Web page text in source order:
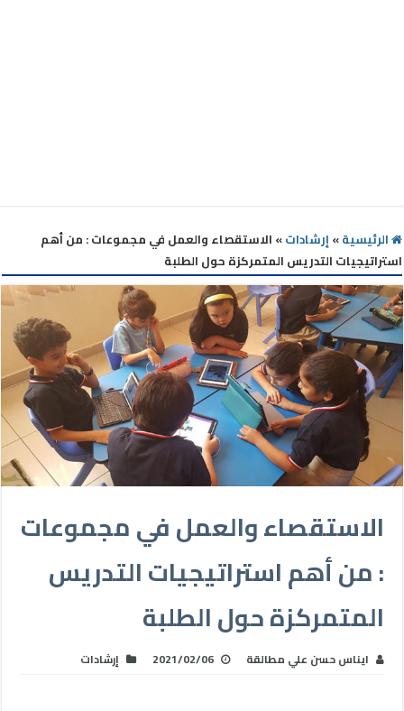
الرئيسية» إرشادات» الاستقصاء والعمل في مجموعات : من أهم
استراتيجيات التدريس المتمركزة حول الطلبة
الاستقصاء والعمل في مجموعات
: من أهم استراتيجيات التدريس
المتمركزة حول الطلبة
ايناس حسن علي مطالقة 2021/02/06 إرشادات